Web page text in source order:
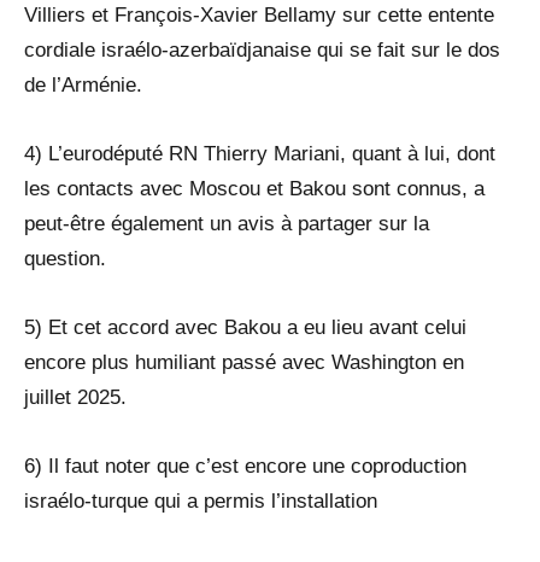
Villiers et François-Xavier Bellamy sur cette entente
cordiale israélo-azerbaïdjanaise qui se fait sur le dos
de l’Arménie.
4) L’eurodéputé RN Thierry Mariani, quant à lui, dont
les contacts avec Moscou et Bakou sont connus, a
peut-être également un avis à partager sur la
question.
5) Et cet accord avec Bakou a eu lieu avant celui
encore plus humiliant passé avec Washington en
juillet 2025.
6) Il faut noter que c’est encore une coproduction
israélo-turque qui a permis l’installation